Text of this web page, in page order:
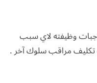
وظيفته لاي سبب
تكليف مراقب سلوك آخر .